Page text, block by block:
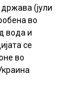
(јули
во
вода и
се
во